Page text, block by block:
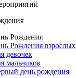
Рождения
Рождения взрослых
девочек
мальчиков
день рождения